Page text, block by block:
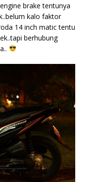
brake tentunya
kalo faktor
14 inch matic tentu
berhubung